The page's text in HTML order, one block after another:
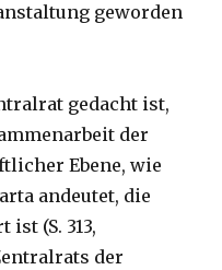
geworden
gedacht ist,
der
Ebene, wie
andeutet, die
(S. 313,
der